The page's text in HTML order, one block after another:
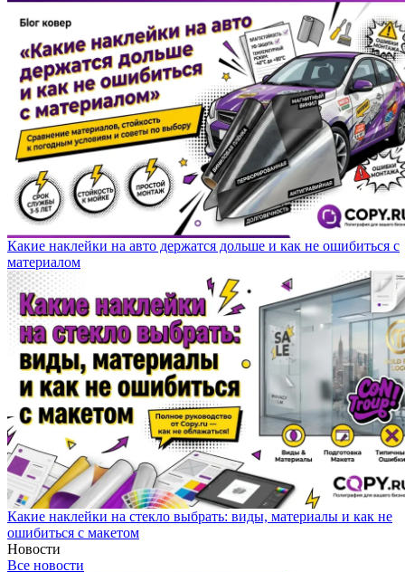
Какие наклейки на авто держатся дольше и как не ошибиться с
материалом
Какие наклейки на стекло выбрать: виды, материалы и как не
ошибиться с макетом
Новости
Все новости